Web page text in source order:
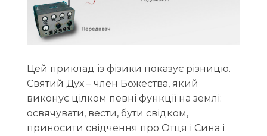
Цей приклад із фізики показує різницю.
Святий Дух – член Божества, який
виконує цілком певні функції на землі:
освячувати, вести, бути свідком,
приносити свідчення про Отця і Сина і